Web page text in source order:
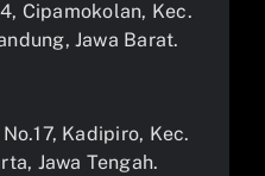
Cipamokolan, Kec.
Jawa Barat.
Kadipiro, Kec.
Jawa Tengah.